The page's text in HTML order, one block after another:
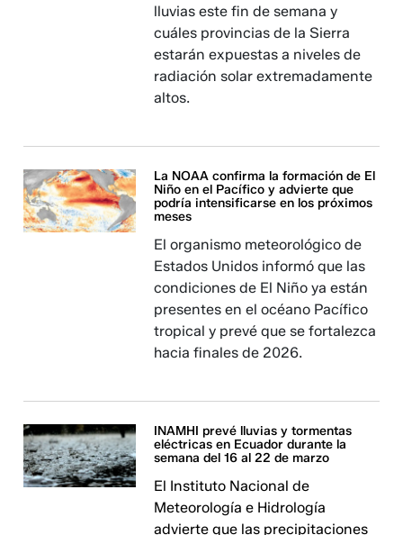
lluvias este fin de semana y
cuáles provincias de la Sierra
estarán expuestas a niveles de
radiación solar extremadamente
altos.
La NOAA confirma la formación de El
Niño en el Pacífico y advierte que
podría intensificarse en los próximos
meses
El organismo meteorológico de
Estados Unidos informó que las
condiciones de El Niño ya están
presentes en el océano Pacífico
tropical y prevé que se fortalezca
hacia finales de 2026.
INAMHI prevé lluvias y tormentas
eléctricas en Ecuador durante la
semana del 16 al 22 de marzo
El Instituto Nacional de
Meteorología e Hidrología
advierte que las precipitaciones